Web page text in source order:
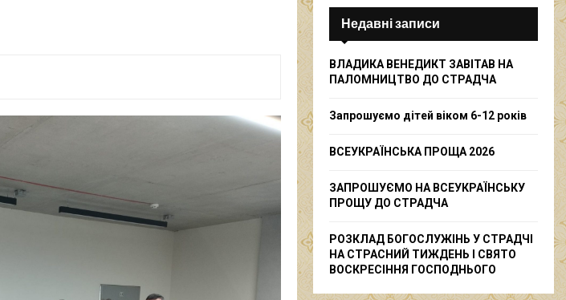
r
:
E
A
Недавні записи
ВЛАДИКА ВЕНЕДИКТ ЗАВІТАВ НА
ПАЛОМНИЦТВО ДО СТРАДЧА
Запрошуємо дітей віком 6-12 років
ВСЕУКРАЇНСЬКА ПРОЩА 2026
ЗАПРОШУЄМО НА ВСЕУКРАЇНСЬКУ
ПРОЩУ ДО СТРАДЧА
РОЗКЛАД БОГОСЛУЖІНЬ У СТРАДЧІ
НА СТРАСНИЙ ТИЖДЕНЬ І СВЯТО
ВОСКРЕСІННЯ ГОСПОДНЬОГО